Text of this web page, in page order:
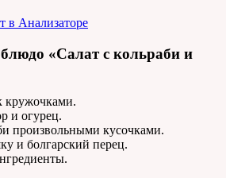
в Анализаторе
«Салат с кольраби и
кружочками.
и огурец.
произвольными кусочками.
и болгарский перец.